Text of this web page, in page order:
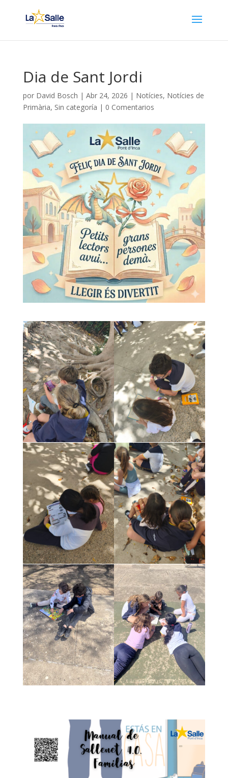
Dia de Sant Jordi
por David Bosch | Abr 24, 2026 | Notícies, Notícies de
Primària, Sin categoría | 0 Comentarios